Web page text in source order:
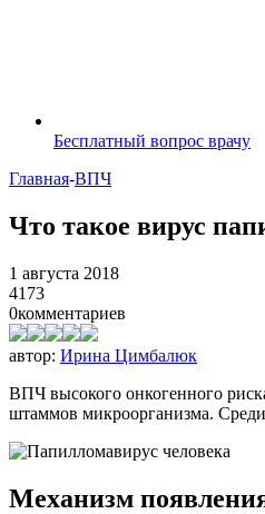
Бесплатный вопрос врачу
Главная-ВПЧ
Что такое вирус
1 августа 2018
4173
0комментариев
автор: Ирина Цимбалюк
ВПЧ высокого онкогенного
штаммов микроорганизма.
Механизм